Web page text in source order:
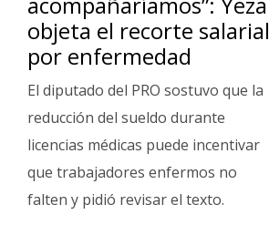
objeta el recorte salarial
por enfermedad
El diputado del PRO sostuvo que la
reducción del sueldo durante
licencias médicas puede incentivar
que trabajadores enfermos no
falten y pidió revisar el texto.